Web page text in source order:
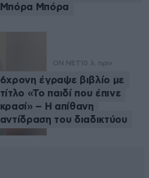
Μπόρα Μπόρα
ON NET 10 λ. πριν
6χρονη έγραψε βιβλίο με
τίτλο «Το παιδί που έπινε
κρασί» – Η απίθανη
αντίδραση του διαδικτύου